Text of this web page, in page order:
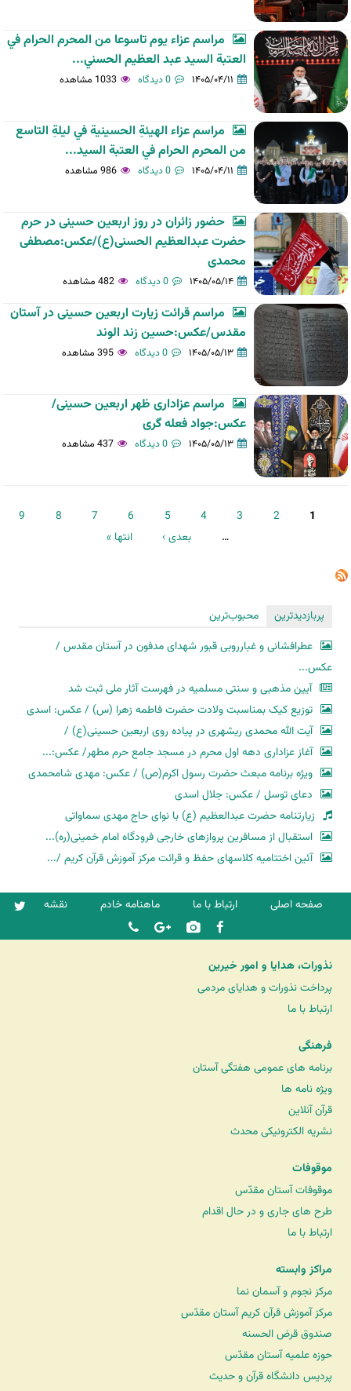
مراسم عزاء يوم تاسوعا من المحرم الحرام في
العتبة السيد عبد العظيم الحسني...
۱۴۰۵/۰۴/۱۱ 0 دیدگاه 1033 مشاهده
مراسم عزاء الهيئةِ الحسينية في ليلةِ التاسع
من المحرم الحرام في العتبة السيد...
۱۴۰۵/۰۴/۱۱ 0 دیدگاه 986 مشاهده
حضور زائران در روز اربعین حسینی در حرم
حضرت عبدالعظیم الحسنی(ع)/عکس:مصطفی
محمدی
۱۴۰۵/۰۵/۱۴ 0 دیدگاه 482 مشاهده
مراسم قرائت زیارت اربعین حسینی در آستان
مقدس/عکس:حسین زند الوند
۱۴۰۵/۰۵/۱۳ 0 دیدگاه 395 مشاهده
مراسم عزاداری ظهر اربعین حسینی/
عکس:جواد فعله گری
۱۴۰۵/۰۵/۱۳ 0 دیدگاه 437 مشاهده
صفحه‌ها
1
2
3
4
5
6
7
8
9
…
بعدی › انتها »
پربازدیدترین
محبوب‌ترین
عطرافشانی و غبارروبی قبور شهدای مدفون در آستان مقدس /
عکس...
آیین مذهبی و سنتی مسلمیه در فهرست آثار ملی ثبت شد
توزیع کیک بمناسبت ولادت حضرت فاطمه زهرا (س) / عکس: اسدی
آیت الله محمدی ریشهری در پیاده روی اربعین حسینی(ع) /
آغاز عزاداری دهه اول محرم در مسجد جامع حرم مطهر/ عکس:...
ویژه برنامه مبعث حضرت رسول اکرم(ص) / عکس: مهدی شامحمدی
دعای توسل / عکس: جلال اسدی
زیارتنامه حضرت عبدالعظیم (ع) با نوای حاج مهدی سماواتی
استقبال از مسافرین پروازهای خارجی فرودگاه امام خمینی(ره)...
آئین اختتامیه کلاسهای حفظ و قرائت مرکز آموزش قرآن کریم /...
صفحه اصلی ارتباط با ما ماهنامه خادم نقشه
نذورات، هدایا و امور خیرین
پرداخت نذورات و هدایای مردمی
ارتباط با ما
فرهنگی
برنامه های عمومی هفتگی آستان
ویژه نامه ها
قرآن آنلاین
نشریه الکترونیکی محدث
موقوفات
موقوفات آستان مقدّس
طرح های جاری و در حال اقدام
ارتباط با ما
مراکز وابسته
مرکز نجوم و آسمان نما
مرکز آموزش قرآن کریم آستان مقدّس
صندوق قرض الحسنه
حوزه علمیه آستان مقدّس
پردیس دانشگاه قرآن و حدیث